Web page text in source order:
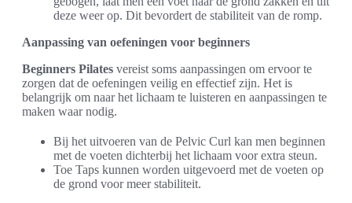
deze weer op. Dit bevordert de stabiliteit van de romp.
Aanpassing van oefeningen voor beginners
Beginners Pilates vereist soms aanpassingen om ervoor te
zorgen dat de oefeningen veilig en effectief zijn. Het is
belangrijk om naar het lichaam te luisteren en aanpassingen te
maken waar nodig.
Bij het uitvoeren van de Pelvic Curl kan men beginnen
met de voeten dichterbij het lichaam voor extra steun.
Toe Taps kunnen worden uitgevoerd met de voeten op
de grond voor meer stabiliteit.